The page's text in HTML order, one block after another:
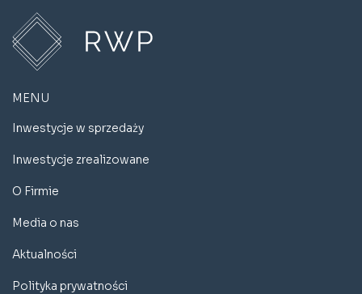
MENU
Inwestycje w sprzedaży
Inwestycje zrealizowane
O Firmie
Media o nas
Aktualności
Polityka prywatności